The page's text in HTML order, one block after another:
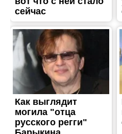
ЖИТТЯ
Четверо
пожежі:
атак по
району
Опубліковано08.06.2026